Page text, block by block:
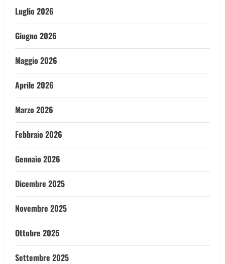
Luglio 2026
Giugno 2026
Maggio 2026
Aprile 2026
Marzo 2026
Febbraio 2026
Gennaio 2026
Dicembre 2025
Novembre 2025
Ottobre 2025
Settembre 2025